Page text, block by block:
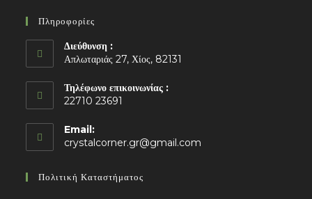
Πληροφορίες
Διεύθυνση :
Απλωταριάς 27, Χίος, 82131
Τηλέφωνο επικοινωνίας :
22710 23691
Email:
crystalcorner.gr@gmail.com
Πολιτική Καταστήματος